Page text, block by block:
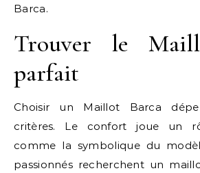
Barca.
Trouver le
parfait
Choisir un Maillot Barca
critères. Le confort joue un
comme la symbolique du
passionnés recherchent un